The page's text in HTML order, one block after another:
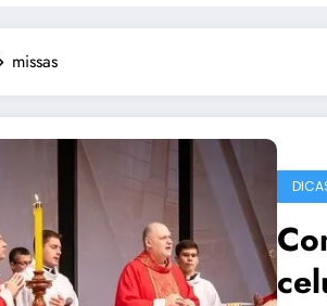
missas